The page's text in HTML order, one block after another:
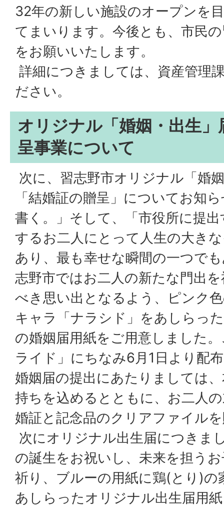
32年の新しい施設のオープンを
てまいります。今後とも、市民
をお願いいたします。
詳細につきましては、資産管理
ださい。
オリジナル「婚姻・出生
呈事業について
次に、習志野市オリジナル「婚
「結婚証の贈呈」についてお知
書く。」そして、「市役所に提
するお二人にとって人生の大き
あり、最も幸せな瞬間の一つで
志野市ではお二人の新たな門出
べき思い出となるよう、ピンク
キャラ「ナラシド」をあしらっ
の婚姻届用紙をご用意しました
ライド」にちなみ6月1日より配
婚姻届の提出にあたりましては
持ちを込めるとともに、お二人
婚証と記念品のクリアファイル
次にオリジナル出生届につきま
の誕生をお祝いし、未来を担う
祈り、ブルーの用紙に鶏(とり)
あしらったオリジナル出生届用